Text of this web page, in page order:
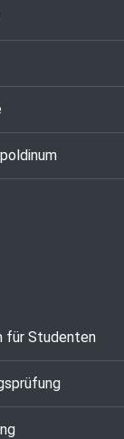
für Studenten